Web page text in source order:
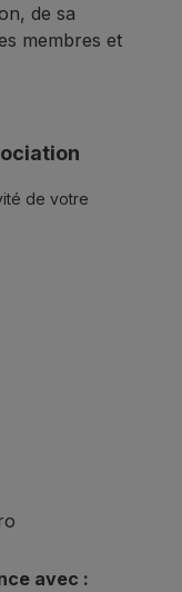
de sa
membres et
de votre
avec :